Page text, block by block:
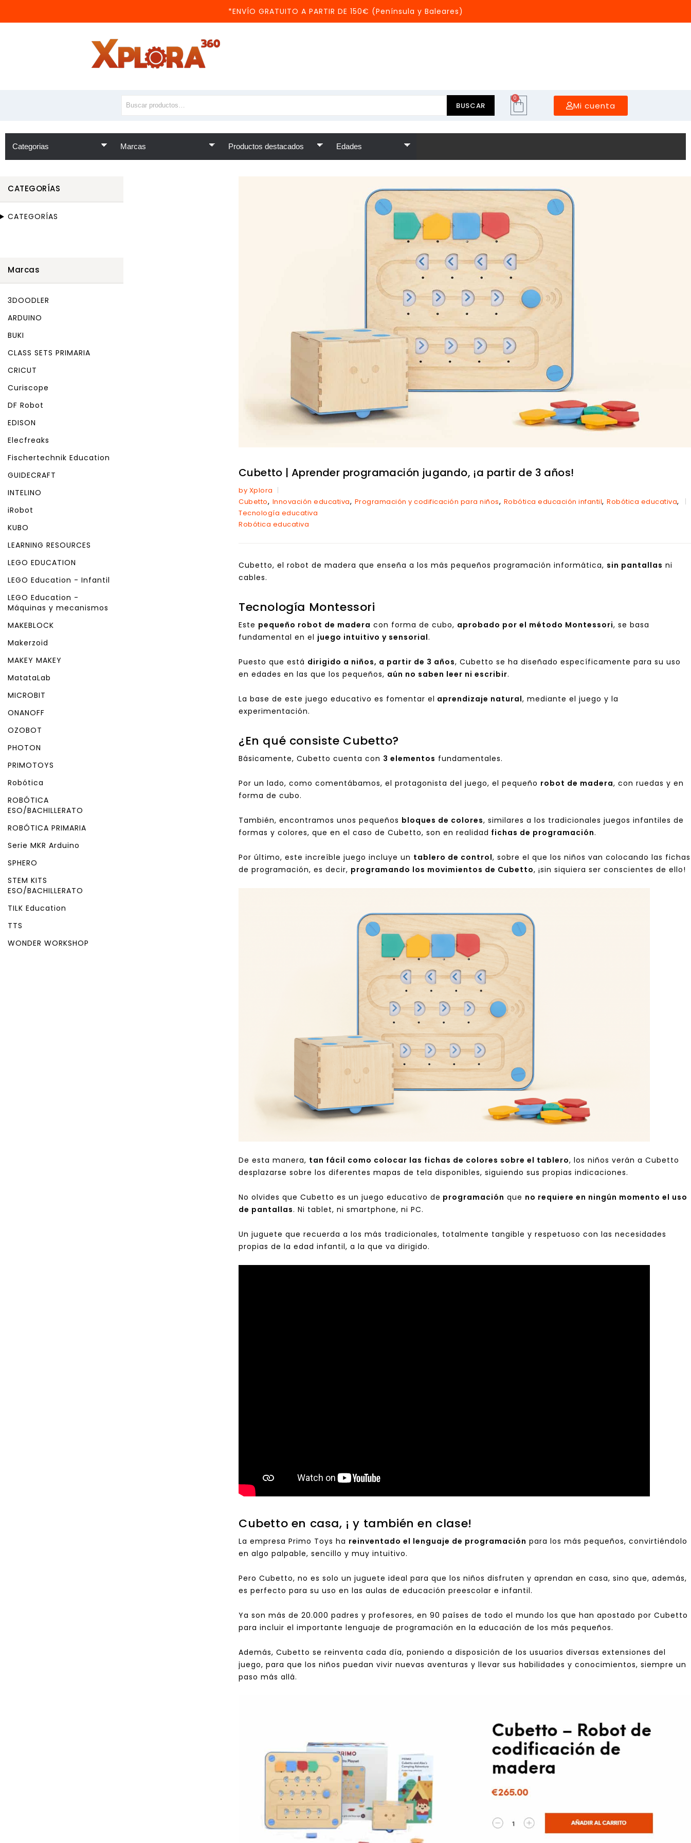
*ENVÍO GRATUITO A PARTIR DE 150€ (Península y Baleares)
BUSCAR
0
Mi cuenta
Cubetto | Aprender programación jugando, ¡a partir de 3 años!
by Xplora
Cubetto, Innovación educativa, Programación y codificación para niños, Robótica educación infantil, Robótica educativa,
Tecnología educativa
Robótica educativa
Cubetto, el robot de madera que enseña a los más pequeños programación informática, sin pantallas ni
cables.
Tecnología Montessori
Este pequeño robot de madera con forma de cubo, aprobado por el método Montessori, se basa
fundamental en el juego intuitivo y sensorial.
Puesto que está dirigido a niños, a partir de 3 años, Cubetto se ha diseñado específicamente para su uso
en edades en las que los pequeños, aún no saben leer ni escribir.
La base de este juego educativo es fomentar el aprendizaje natural, mediante el juego y la
experimentación.
¿En qué consiste Cubetto?
Básicamente, Cubetto cuenta con 3 elementos fundamentales.
Por un lado, como comentábamos, el protagonista del juego, el pequeño robot de madera, con ruedas y en
forma de cubo.
También, encontramos unos pequeños bloques de colores, similares a los tradicionales juegos infantiles de
formas y colores, que en el caso de Cubetto, son en realidad fichas de programación.
Por último, este increíble juego incluye un tablero de control, sobre el que los niños van colocando las fichas
de programación, es decir, programando los movimientos de Cubetto, ¡sin siquiera ser conscientes de ello!
De esta manera, tan fácil como colocar las fichas de colores sobre el tablero, los niños verán a Cubetto
desplazarse sobre los diferentes mapas de tela disponibles, siguiendo sus propias indicaciones.
No olvides que Cubetto es un juego educativo de programación que no requiere en ningún momento el uso
de pantallas. Ni tablet, ni smartphone, ni PC.
Un juguete que recuerda a los más tradicionales, totalmente tangible y respetuoso con las necesidades
propias de la edad infantil, a la que va dirigido.
Cubetto en casa, ¡ y también en clase!
La empresa Primo Toys ha reinventado el lenguaje de programación para los más pequeños, convirtiéndolo
en algo palpable, sencillo y muy intuitivo.
Pero Cubetto, no es solo un juguete ideal para que los niños disfruten y aprendan en casa, sino que, además,
es perfecto para su uso en las aulas de educación preescolar e infantil.
Ya son más de 20.000 padres y profesores, en 90 países de todo el mundo los que han apostado por Cubetto
para incluir el importante lenguaje de programación en la educación de los más pequeños.
Además, Cubetto se reinventa cada día, poniendo a disposición de los usuarios diversas extensiones del
juego, para que los niños puedan vivir nuevas aventuras y llevar sus habilidades y conocimientos, siempre un
paso más allá.
CATEGORÍAS
CATEGORÍAS
Marcas
3DOODLER
ARDUINO
BUKI
CLASS SETS PRIMARIA
CRICUT
Curiscope
DF Robot
EDISON
Elecfreaks
Fischertechnik Education
GUIDECRAFT
INTELINO
iRobot
KUBO
LEARNING RESOURCES
LEGO EDUCATION
LEGO Education - Infantil
LEGO Education -
Máquinas y mecanismos
MAKEBLOCK
Makerzoid
MAKEY MAKEY
MatataLab
MICROBIT
ONANOFF
OZOBOT
PHOTON
PRIMOTOYS
Robótica
ROBÓTICA
ESO/BACHILLERATO
ROBÓTICA PRIMARIA
Serie MKR Arduino
SPHERO
STEM KITS
ESO/BACHILLERATO
TILK Education
TTS
WONDER WORKSHOP